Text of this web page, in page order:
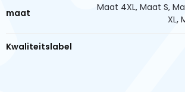
maat
Maat 4XL, Maat S,
XL,
Kwaliteitslabel